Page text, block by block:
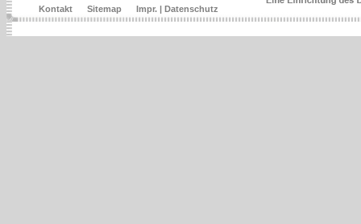
Kontakt Sitemap Impr. | Datenschutz